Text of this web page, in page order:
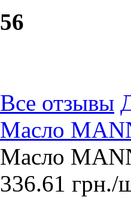
56
Все отзывы
Масло
Масло
336.61 грн./